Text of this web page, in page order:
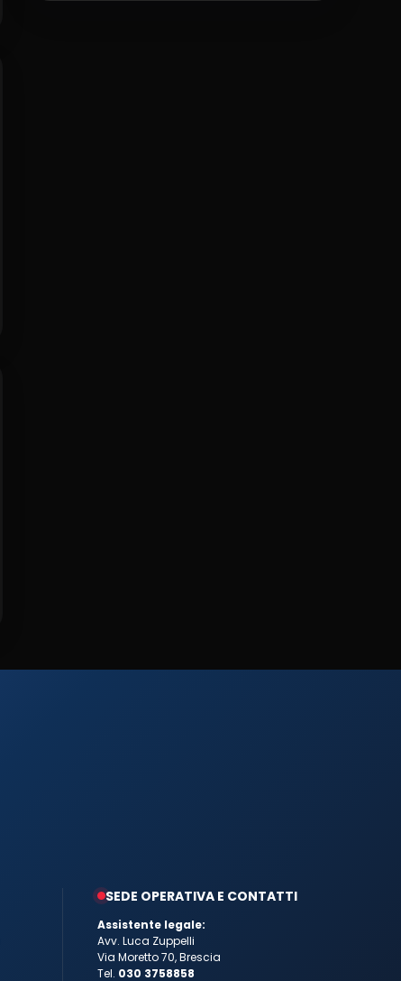
SEDE OPERATIVA E CONTATTI
Assistente legale:
Avv. Luca Zuppelli
Via Moretto 70, Brescia
Tel. 030 3758858